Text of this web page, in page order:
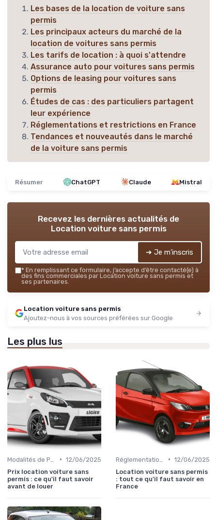
Les bases de la location de voiture sans
permis
Les principaux acteurs du marché de la
location de voitures sans permis
Les tarifs de location : à quoi s'attendre
Assurance auto pour voitures sans permis
Options de leasing pour voitures sans
permis
Études de cas : des particuliers partagent
leur expérience
Réglementations et restrictions en France
Tendances et nouveautés dans le marché
de la voiture sans permis
Résumer ChatGPT Claude Mistral
Recevez les dernières actualités de
Location voiture sans permis
➔ Je m'inscris
* En remplissant ce formulaire, j’accepte d’être contacté(e) à
des fins commerciales par Location voiture sans permis et
ses partenaires.
Location voiture sans permis
Ajoutez-nous à vos sources préférées sur Google
Les plus lus
• 12/06/2025
Prix location voiture sans
permis : ce qu'il faut savoir
avant de louer
• 12/06/2025
Location voiture sans permis
: tout ce qu'il faut savoir en
France